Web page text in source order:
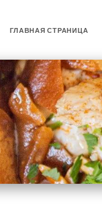
ГЛАВНАЯ СТРАНИЦА